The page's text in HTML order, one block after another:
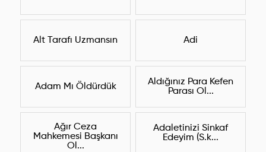
Alt Tarafı Uzmansın Adi
Adam Mı Öldürdük
Aldığınız Para Kefen
Parası Ol...
Ağır Ceza
Mahkemesi Başkanı
Ol...
Adaletinizi Sinkaf
Edeyim (S.k...